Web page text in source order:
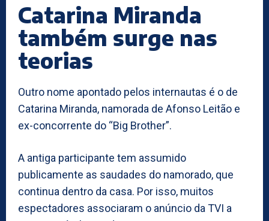
Catarina Miranda
também surge nas
teorias
Outro nome apontado pelos internautas é o de
Catarina Miranda, namorada de Afonso Leitão e
ex-concorrente do “Big Brother”.
A antiga participante tem assumido
publicamente as saudades do namorado, que
continua dentro da casa. Por isso, muitos
espectadores associaram o anúncio da TVI a